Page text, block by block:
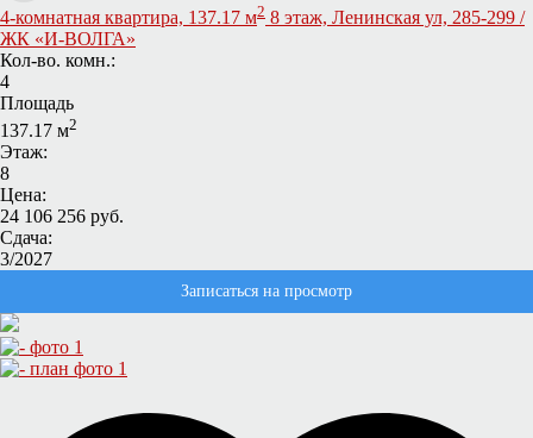
4-комнатная квартира, 137.17 м2 8 этаж, Ленинская ул, 285-299 /
ЖК «И-ВОЛГА»
Кол-во. комн.:
4
Площадь
137.17 м2
Этаж:
8
Цена:
24 106 256 руб.
Сдача:
3/2027
Записаться на просмотр